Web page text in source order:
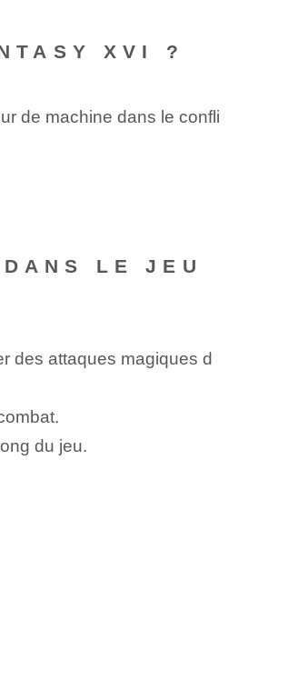
XVI ?
de machine dans le confli
LE JEU
des attaques magiques d
du jeu.